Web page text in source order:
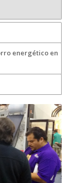
energético en